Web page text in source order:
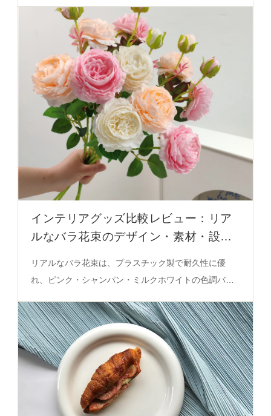
を含め、サイズや色の選定で実用性を確保します。
インテリアグッズ比較レビュー：リア
ルなバラ花束のデザイン・素材・設置
リアルなバラ花束は、プラスチック製で耐久性に優
れ、ピンク・シャンパン・ミルクホワイトの色調バラ
される。花束構成や設置高さ、色褪せのメカニズムに
ついて、インテリアグッズ比較レビューで解説。